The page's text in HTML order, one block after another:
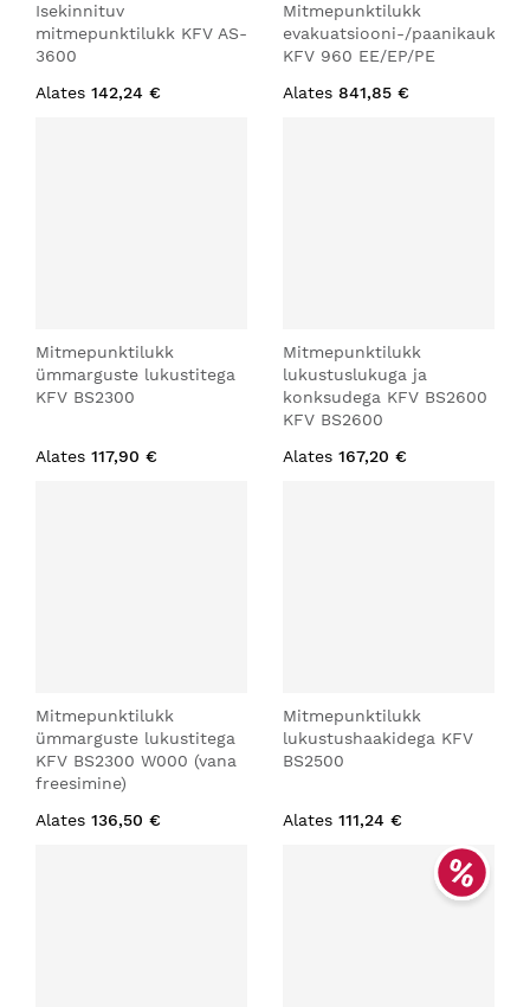
Isekinnituv
mitmepunktilukk KFV AS-
3600
Alates 142,24 €
Mitmepunktilukk
evakuatsiooni-/paanikauksele
KFV 960 EE/EP/PE
Alates 841,85 €
Mitmepunktilukk
ümmarguste lukustitega
KFV BS2300
Alates 117,90 €
Mitmepunktilukk
lukustuslukuga ja
konksudega KFV BS2600
KFV BS2600
Alates 167,20 €
Mitmepunktilukk
ümmarguste lukustitega
KFV BS2300 W000 (vana
freesimine)
Alates 136,50 €
Mitmepunktilukk
lukustushaakidega KFV
BS2500
Alates 111,24 €